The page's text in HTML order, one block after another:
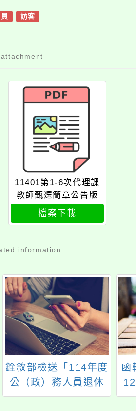
訪客
11401第1-6次代理課
教師甄選簡章公告版
檔案下載
information
銓敘部檢送「114年度
公（政）務人員退休
（職）金其他現金給
函